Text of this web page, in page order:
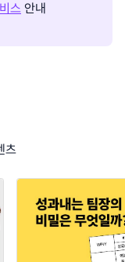
스 안내
츠